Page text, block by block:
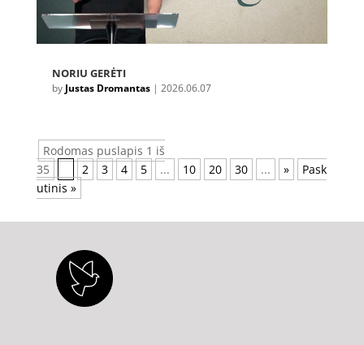
NORIU GERĖTI
by Justas Dromantas| 2026.06.07
Rodomas puslapis 1 iš
35
2 3 4 5 ... 10 20 30 ... »
Pask
utinis »